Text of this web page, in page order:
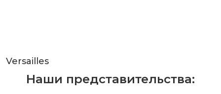
Versailles
Наши представительства: